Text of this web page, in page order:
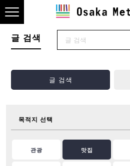
글 검색
글 검색
목적지 선택
관광 맛집